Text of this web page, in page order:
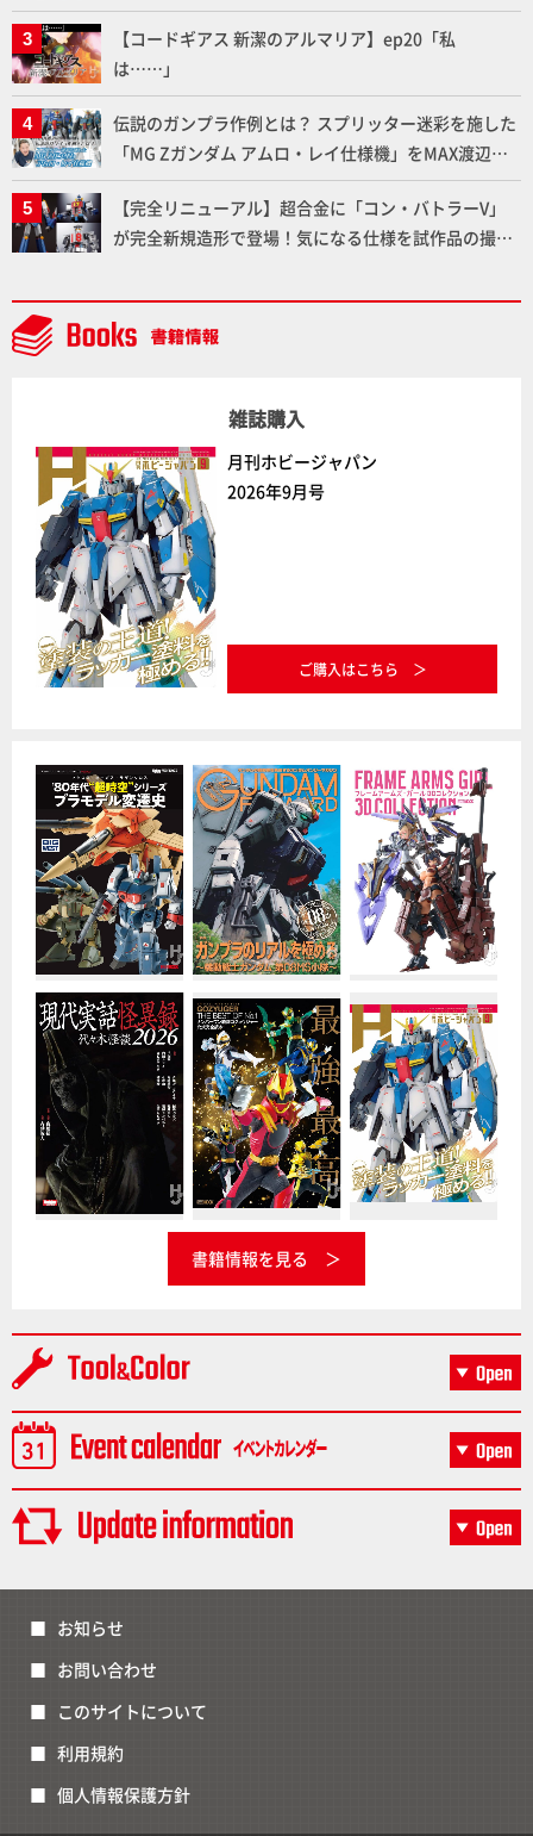
いプラモデルの基礎：スジ彫りとパネルライン】
【コードギアス 新潔のアルマリア】ep20「私
は……」
伝説のガンプラ作例とは？ スプリッター迷彩を施した
「MG Zガンダム アムロ・レイ仕様機」をMAX渡辺が
ふたたび塗る!!【試し読み】
【完全リニューアル】超合金に「コン・バトラーV」
が完全新規造形で登場！気になる仕様を試作品の撮り
ト」セット情報もお届け！【超合金の魂】
雑誌購入
月刊ホビージャパン
2026年9月号
ご購入はこちら
書籍情報を見る
お知らせ
お問い合わせ
このサイトについて
利用規約
個人情報保護方針